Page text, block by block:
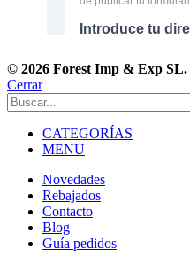
© 2026 Forest Imp & Exp SL.
Cerrar
CATEGORÍAS
MENU
Novedades
Rebajados
Contacto
Blog
Guía pedidos